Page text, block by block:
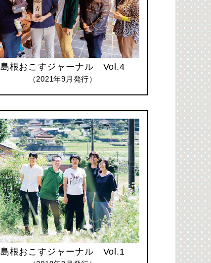
島根おこすジャーナル Vol.4
（2021年9月発行）
島根おこすジャーナル Vol.1